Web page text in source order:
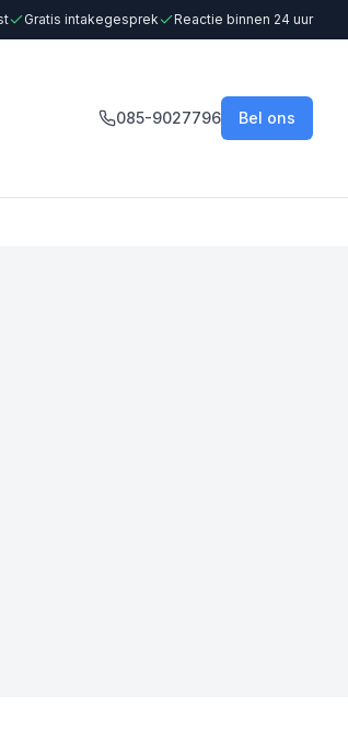
Gratis intakegesprek Reactie binnen 24 uur
085-9027796 Bel ons